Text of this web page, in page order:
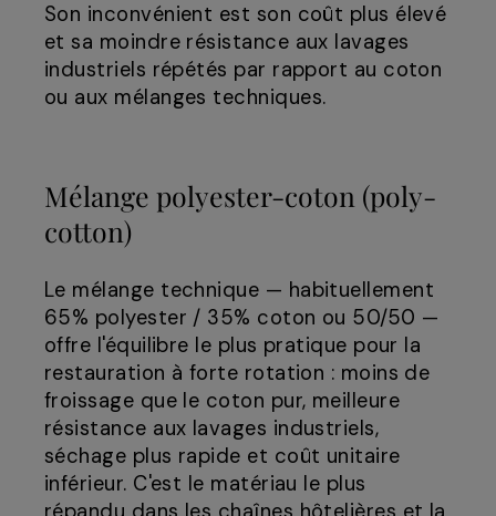
Son inconvénient est son coût plus élevé
et sa moindre résistance aux lavages
industriels répétés par rapport au coton
ou aux mélanges techniques.
Mélange polyester-coton (poly-
cotton)
Le mélange technique — habituellement
65% polyester / 35% coton ou 50/50 —
offre l'équilibre le plus pratique pour la
restauration à forte rotation : moins de
froissage que le coton pur, meilleure
résistance aux lavages industriels,
séchage plus rapide et coût unitaire
inférieur. C'est le matériau le plus